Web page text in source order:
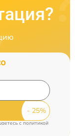
cполитикой